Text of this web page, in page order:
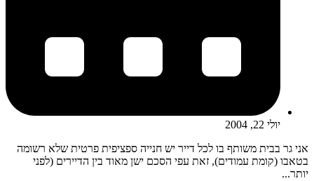
יולי 22, 2004
אני גר בבית משותף בו לכל דייר יש חנייה ספציפית פרטית שלא רשומה
בטאבו (קומת עמודים), זאת עפי הסכם ישן מאוד בין הדיירים (לפני
יותר...